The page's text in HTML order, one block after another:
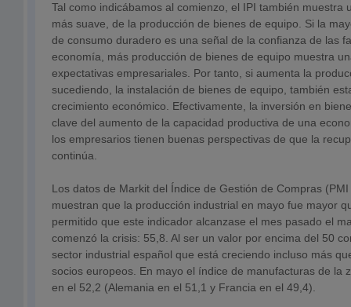
Tal como indicábamos al comienzo, el IPI también muestra
más suave, de la producción de bienes de equipo. Si la
de consumo duradero es una señal de la confianza de las
economía, más producción de bienes de equipo muestra
expectativas empresariales. Por tanto, si aumenta la
sucediendo, la instalación de bienes de equipo, también
crecimiento económico. Efectivamente, la inversión en
clave del aumento de la capacidad productiva de una
los empresarios tienen buenas perspectivas de que la
continúa.
Los datos de Markit del Índice de Gestión de Compras
muestran que la producción industrial en mayo fue mayor
permitido que este indicador alcanzase el mes pasado el
comenzó la crisis: 55,8. Al ser un valor por encima del 50
sector industrial español que está creciendo incluso más
socios europeos. En mayo el índice de manufacturas de la
en el 52,2 (Alemania en el 51,1 y Francia en el 49,4).